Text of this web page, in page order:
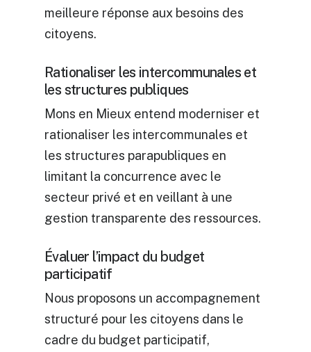
meilleure réponse aux besoins des
citoyens.
Rationaliser les intercommunales et
les structures publiques
Mons en Mieux entend moderniser et
rationaliser les intercommunales et
les structures parapubliques en
limitant la concurrence avec le
secteur privé et en veillant à une
gestion transparente des ressources.
Évaluer l’impact du budget
participatif
Nous proposons un accompagnement
structuré pour les citoyens dans le
cadre du budget participatif,